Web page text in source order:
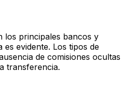
los principales bancos y
evidente. Los tipos de
de comisiones ocultas
transferencia.